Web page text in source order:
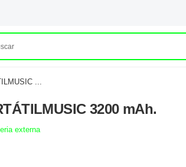
...
3200 mAh.
externa